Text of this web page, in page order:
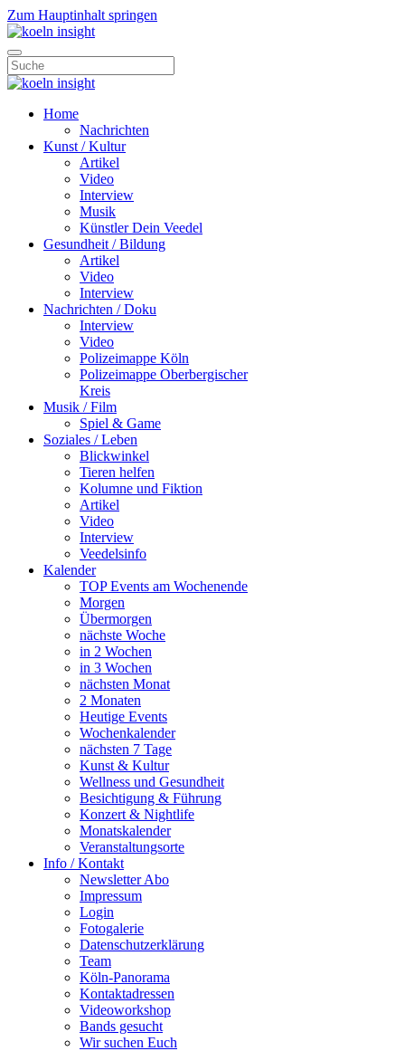
Zum Hauptinhalt springen
Home
Nachrichten
Kunst / Kultur
Artikel
Video
Interview
Musik
Künstler Dein Veedel
Gesundheit / Bildung
Artikel
Video
Interview
Nachrichten / Doku
Interview
Video
Polizeimappe Köln
Polizeimappe Oberbergischer
Kreis
Musik / Film
Spiel & Game
Soziales / Leben
Blickwinkel
Tieren helfen
Kolumne und Fiktion
Artikel
Video
Interview
Veedelsinfo
Kalender
TOP Events am Wochenende
Morgen
Übermorgen
nächste Woche
in 2 Wochen
in 3 Wochen
nächsten Monat
2 Monaten
Heutige Events
Wochenkalender
nächsten 7 Tage
Kunst & Kultur
Wellness und Gesundheit
Besichtigung & Führung
Konzert & Nightlife
Monatskalender
Veranstaltungsorte
Info / Kontakt
Newsletter Abo
Impressum
Login
Fotogalerie
Datenschutzerklärung
Team
Köln-Panorama
Kontaktadressen
Videoworkshop
Bands gesucht
Wir suchen Euch